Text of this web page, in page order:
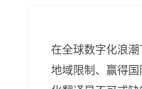
在全球数字化浪
地域限制、赢得